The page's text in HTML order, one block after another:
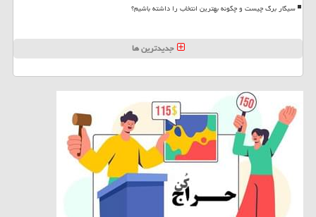
سیگار برگ چیست و چگونه بهترین انتخاب را داشته باشیم؟
جدیدترین ها